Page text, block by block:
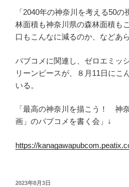
「2040年の神奈川を考える50
林面積も神奈川県の森林面積も
口もこんなに減るのか、などあ
パブコメに関連し、ゼロエミッ
リーンピースが、８月11日にこ
いる。
「最高の神奈川を描こう！ 神
画」のパブコメを書く会」↓
https://
投
2023年8月3日